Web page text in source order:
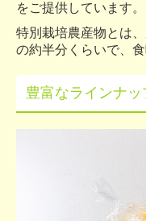
をご提供しています。
特別栽培農産物とは
の約半分くらいで、
豊富なラインナ